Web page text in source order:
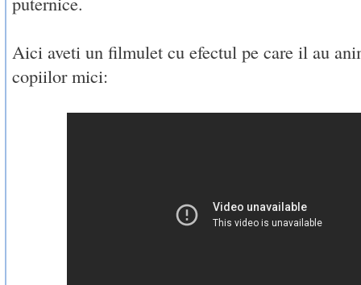
Aici aveti un filmulet cu efectul pe care il au
copiilor mici: